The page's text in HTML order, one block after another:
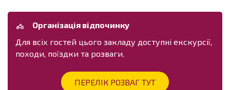
Організація відпочинку
Для всіх гостей цього закладу доступні екскурсії,
походи, поїздки та розваги.
ПЕРЕЛІК РОЗВАГ ТУТ